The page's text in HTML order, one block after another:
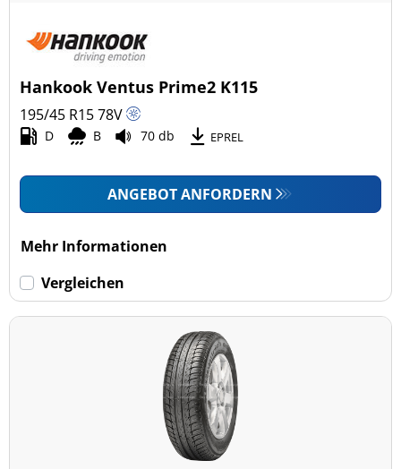
Hankook Ventus Prime2 K115
195/45 R1578V
D B 70 db EPREL
ANGEBOT ANFORDERN
Mehr Informationen
Vergleichen